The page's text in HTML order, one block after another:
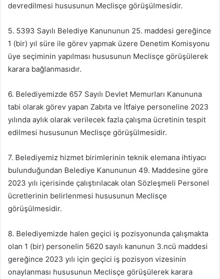
devredilmesi hususunun Meclisçe görüşülmesidir.
5. 5393 Sayılı Belediye Kanununun 25. maddesi gereğince
1 (bir) yıl süre ile görev yapmak üzere Denetim Komisyonu
üye seçiminin yapılması hususunun Meclisçe görüşülerek
karara bağlanmasıdır.
6. Belediyemizde 657 Sayılı Devlet Memurları Kanununa
tabi olarak görev yapan Zabıta ve İtfaiye personeline 2023
yılında aylık olarak verilecek fazla çalışma ücretinin tespit
edilmesi hususunun Meclisçe görüşülmesidir.
7. Belediyemiz hizmet birimlerinin teknik elemana ihtiyacı
bulunduğundan Belediye Kanununun 49. Maddesine göre
2023 yılı içerisinde çalıştırılacak olan Sözleşmeli Personel
ücretlerinin belirlenmesi hususunun Meclisçe
görüşülmesidir.
8. Belediyemizde halen geçici iş pozisyonunda çalışmakta
olan 1 (bir) personelin 5620 sayılı kanunun 3.ncü maddesi
gereğince 2023 yılı için geçici iş pozisyon vizesinin
onaylanması hususunun Meclisçe görüşülerek karara